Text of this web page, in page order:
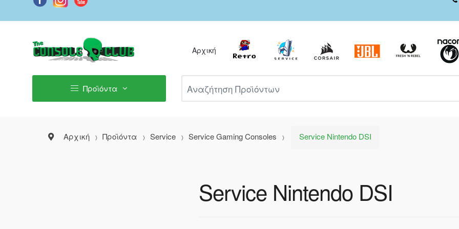
Αρχική
Προϊόντα
Αρχική Προϊόντα Service Service Gaming Consoles Service Nintendo DSI
Service Nintendo DSI